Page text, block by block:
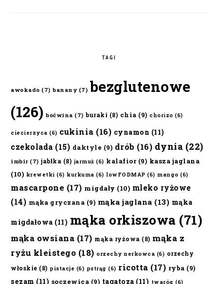
TAGI
awokado (7) banany (7) bezglutenowe
(126) boćwina (7) buraki (8) chia (9) chorizo (6)
ciecierzyca (6) cukinia (16) cynamon (11)
czekolada (15) daktyle (9) drób (16) dynia (22)
imbir (7) jabłka (8) jarmuż (6) kalafior(9) kasza jaglana
(10) krewetki (6) kurkuma (6) lowFODMAP (6) mango (6)
mascarpone (17) migdały (10) mleko ryżowe
(14) mąka gryczana (9) mąka jaglana (13) mąka
migdałowa (11) mąka orkiszowa (71)
mąka owsiana (17) mąka ryżowa (8) mąka z
ryżu kleistego (18) orzechy nerkowca (6) orzechy
włoskie (8) pistacje (6) pstrąg (6) ricotta (17) ryba (9)
sezam (11) soczewica (9) tagatoza (11) twaróg (6)